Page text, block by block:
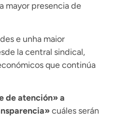
mayor presencia de
e unha maior
la central sindical,
que continúa
de atención» a
cuáles serán